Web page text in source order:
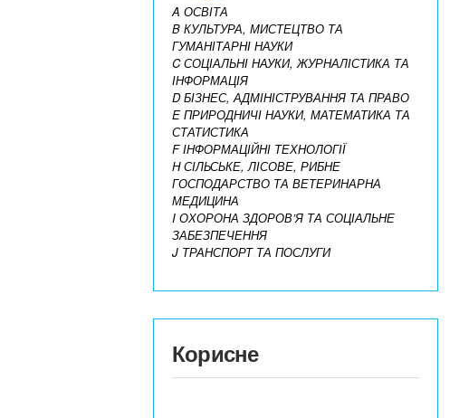
A ОСВІТА
B КУЛЬТУРА, МИСТЕЦТВО ТА
ГУМАНІТАРНІ НАУКИ
C СОЦІАЛЬНІ НАУКИ, ЖУРНАЛІСТИКА ТА
ІНФОРМАЦІЯ
D БІЗНЕС, АДМІНІСТРУВАННЯ ТА ПРАВО
E ПРИРОДНИЧІ НАУКИ, МАТЕМАТИКА ТА
СТАТИСТИКА
F ІНФОРМАЦІЙНІ ТЕХНОЛОГІЇ
H СІЛЬСЬКЕ, ЛІСОВЕ, РИБНЕ
ГОСПОДАРСТВО ТА ВЕТЕРИНАРНА
МЕДИЦИНА
I ОХОРОНА ЗДОРОВ’Я ТА СОЦІАЛЬНЕ
ЗАБЕЗПЕЧЕННЯ
J ТРАНСПОРТ ТА ПОСЛУГИ
Корисне